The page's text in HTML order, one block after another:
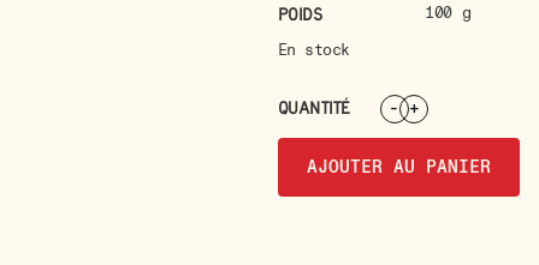
Poids
100 g
En stock
QUANTITÉ - +
AJOUTER AU PANIER